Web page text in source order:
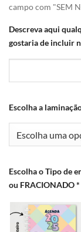
campo com "SEM
Descreva aqui
gostaria de incluir
Escolha a
Escolha o Tipo de
ou FRACIONADO*